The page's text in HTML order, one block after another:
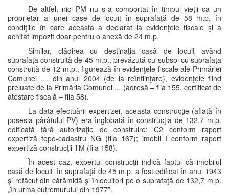
De altfel, nici PM nu s-a comportat în timpul vieţii ca un
proprietar al unei case de locuit în suprafaţă de 58 m.p. în
condiţiile în care aceasta a declarat la evidenţele fiscale şi a
achitat impozit doar pentru o anexă de 24 m.p.
Similar, clădirea cu destinaţia casă de locuit având
suprafaţa construită de 45 m.p., prevăzută cu subsol cu suprafaţa
construită de 12 m.p., figurează în evidenţele fiscale ale Primăriei
Comunei .... din anul 2004 (de la reînfiinţare), evidenţele fiind
preluate de la Primăria Comunei ... (adresă – fila 155, certificat de
atestare fiscală – fila 58).
La data efectuării expertizei, aceasta construcţie (aflată în
posesia pârâtului PV) era înglobată în construcţia de 132,7 m.p.
edificată fără autorizaţie de construire: C2 conform raport
expertiză topo-cadastru NG (fila 167); imobil I conform raport
expertiză construcţii TM (fila 158).
În acest caz, expertul construcţii indică faptul că imobilul
casă de locuit în suprafaţă de 45 m.p. a fost edificat în anul 1943
şi refăcut din cărămidă şi înlocuitori pe o suprafaţă de 132,7 m.p.
„în urma cutremurului din 1977”.